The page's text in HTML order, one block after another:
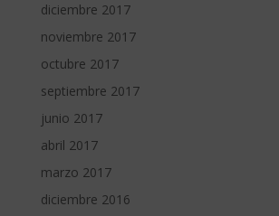
diciembre 2017
noviembre 2017
octubre 2017
septiembre 2017
junio 2017
abril 2017
marzo 2017
diciembre 2016